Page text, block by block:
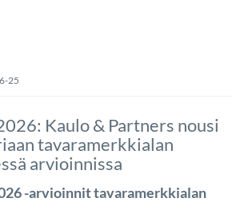
25
Kaulo & Partners nousi
tavaramerkkialan
arvioinnissa
-arvioinnit tavaramerkkialan